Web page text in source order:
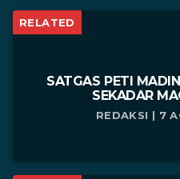
RELATED
SATGAS PETI
SEKADAR
REDAKSI | 7